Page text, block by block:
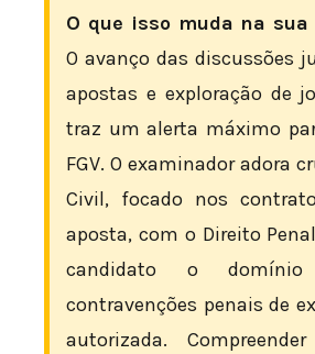
O que isso muda na sua
O avanço das discussões
apostas e exploração de
traz um alerta máximo
FGV. O examinador adora
Civil, focado nos
aposta, com o Direito
candidato o
contravenções penais de
autorizada.